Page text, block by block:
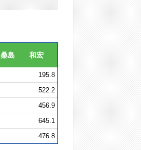
桑島 和宏
195.8
522.2
456.9
645.1
476.8